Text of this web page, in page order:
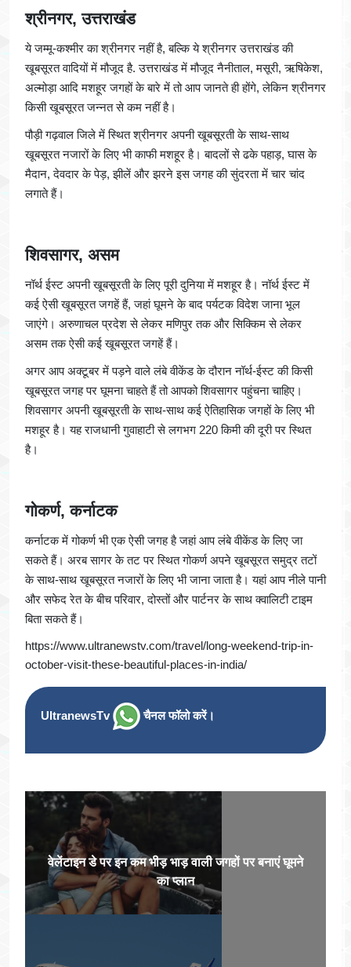
श्रीनगर, उत्तराखंड
ये जम्मू-कश्मीर का श्रीनगर नहीं है, बल्कि ये श्रीनगर उत्तराखंड की
खूबसूरत वादियों में मौजूद है. उत्तराखंड में मौजूद नैनीताल, मसूरी, ऋषिकेश,
अल्मोड़ा आदि मशहूर जगहों के बारे में तो आप जानते ही होंगे, लेकिन श्रीनगर
किसी खूबसूरत जन्नत से कम नहीं है।
पौड़ी गढ़वाल जिले में स्थित श्रीनगर अपनी खूबसूरती के साथ-साथ
खूबसूरत नजारों के लिए भी काफी मशहूर है। बादलों से ढके पहाड़, घास के
मैदान, देवदार के पेड़, झीलें और झरने इस जगह की सुंदरता में चार चांद
लगाते हैं।
शिवसागर, असम
नॉर्थ ईस्ट अपनी खूबसूरती के लिए पूरी दुनिया में मशहूर है। नॉर्थ ईस्ट में
कई ऐसी खूबसूरत जगहें हैं, जहां घूमने के बाद पर्यटक विदेश जाना भूल
जाएंगे। अरुणाचल प्रदेश से लेकर मणिपुर तक और सिक्किम से लेकर
असम तक ऐसी कई खूबसूरत जगहें हैं।
अगर आप अक्टूबर में पड़ने वाले लंबे वीकेंड के दौरान नॉर्थ-ईस्ट की किसी
खूबसूरत जगह पर घूमना चाहते हैं तो आपको शिवसागर पहुंचना चाहिए।
शिवसागर अपनी खूबसूरती के साथ-साथ कई ऐतिहासिक जगहों के लिए भी
मशहूर है। यह राजधानी गुवाहाटी से लगभग 220 किमी की दूरी पर स्थित
है।
गोकर्ण, कर्नाटक
कर्नाटक में गोकर्ण भी एक ऐसी जगह है जहां आप लंबे वीकेंड के लिए जा
सकते हैं। अरब सागर के तट पर स्थित गोकर्ण अपने खूबसूरत समुद्र तटों
के साथ-साथ खूबसूरत नजारों के लिए भी जाना जाता है। यहां आप नीले पानी
और सफेद रेत के बीच परिवार, दोस्तों और पार्टनर के साथ क्वालिटी टाइम
बिता सकते हैं।
https://www.ultranewstv.com/travel/long-weekend-trip-in-
october-visit-these-beautiful-places-in-india/
UltranewsTv चैनल फॉलो करें।
वेलेंटाइन डे पर इन कम भीड़ भाड़ वाली जगहों पर बनाएं घूमने
का प्लान